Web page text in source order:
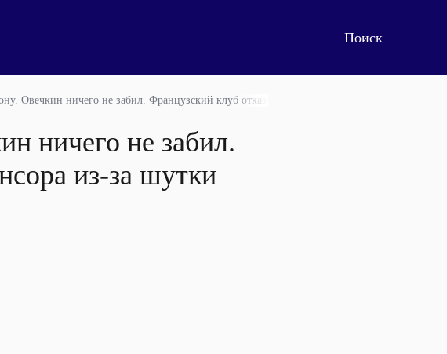
Овечкин ничего не забил. Французский клуб отказался от спонсора из-за шутки
ничего не забил.
из-за шутки